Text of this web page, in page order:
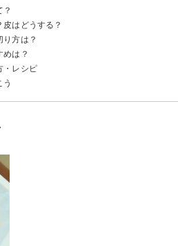
？
はどうする？
はアク抜きをする
合は剥く
り方は？
か千切り
は輪切り
はサイコロ状がおすすめ
めは？
おすすめ！
ジでもOK
・レシピ
ネ
う